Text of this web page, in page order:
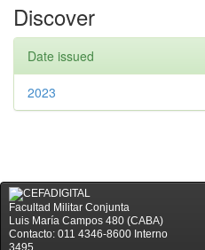
Discover
Date issued
2023
Facultad Militar Conjunta
Luis María Campos 480 (CABA)
Contacto: 011 4346-8600 Interno
3495